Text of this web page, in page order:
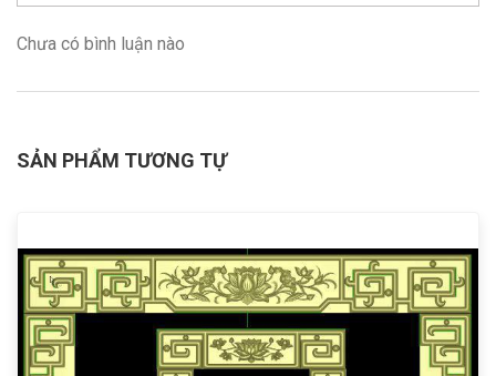
Chưa có bình luận nào
SẢN PHẨM TƯƠNG TỰ